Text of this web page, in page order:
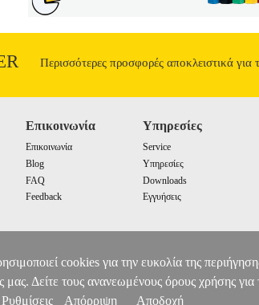
Περισσότερες προσφορές αποκλειστικά
Επικοινωνία
Επικοινωνία
Blog
FAQ
Feedback
Υπηρεσίες
Service
Υπηρεσίες
Downloads
Εγγυήσεις
cookies για την ευκολία της
μας. Δείτε τους ανανεωμένους όρους χρήσης
Ρυθμίσεις Απόρριψη Αποδοχή